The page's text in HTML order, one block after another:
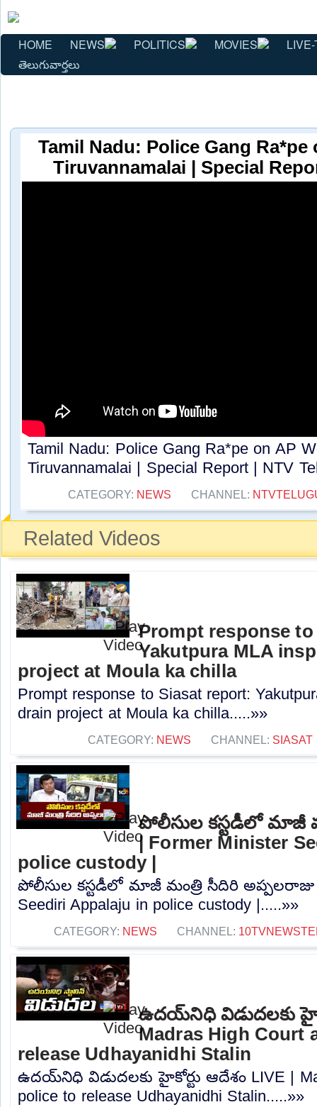
HOME NEWS POLITICS MOVIES
తెలుగువార్తలు
Tamil Nadu: Police Gang Ra*pe
Tiruvannamalai | Special
Tamil Nadu: Police Gang Ra*pe on AP
Tiruvannamalai | Special Report | NTV
CATEGORY: NEWS CHANNEL:
Related Videos
Prompt response
Yakutpura MLA
project at Moula ka chilla
Prompt response to Siasat report:
drain project at Moula ka chilla.....»»
CATEGORY: NEWS CHANNEL: SIASAT
పోలీసుల కస్టడీలో మాజీ
| Former Minister
police custody |
పోలీసుల కస్టడీలో మాజీ మంత్రి సీదిరి అప్పలరాజు |
Seediri Appalaju in police custody |.....»»
CATEGORY: NEWS CHANNEL:
ఉదయ్‌నిధి విడుదలకు
Madras High Court
release Udhayanidhi Stalin
ఉదయ్‌నిధి విడుదలకు హైకోర్టు ఆదేశం LIVE |
police to release Udhayanidhi Stalin.....»»